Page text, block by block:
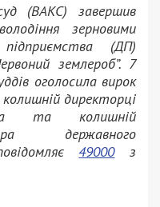
(ВАКС) завершив
зерновими
(ДП)
землероб”. 7
оголосила вирок
директорці
та колишній
державного
49000з